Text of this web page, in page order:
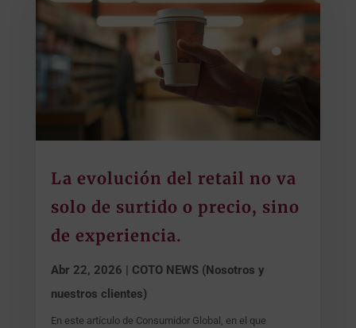
La evolución del retail no va
solo de surtido o precio, sino
de experiencia.
Abr 22, 2026 | COTO NEWS (Nosotros y
nuestros clientes)
En este artículo de Consumidor Global, en el que